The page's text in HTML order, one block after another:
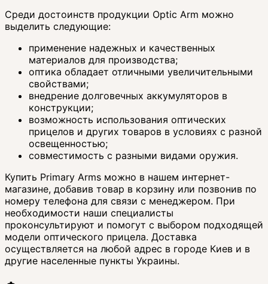
Среди достоинств продукции Optic Arm можно
выделить следующие:
применение надежных и качественных
материалов для производства;
оптика обладает отличными увеличительными
свойствами;
внедрение долговечных аккумуляторов в
конструкции;
возможность использования оптических
прицелов и других товаров в условиях с разной
освещенностью;
совместимость с разными видами оружия.
Купить Primary Arms можно в нашем интернет-
магазине, добавив товар в корзину или позвонив по
номеру телефона для связи с менеджером. При
необходимости наши специалисты
проконсультируют и помогут с выбором подходящей
модели оптического прицела. Доставка
осуществляется на любой адрес в городе Киев и в
другие населенные пункты Украины.